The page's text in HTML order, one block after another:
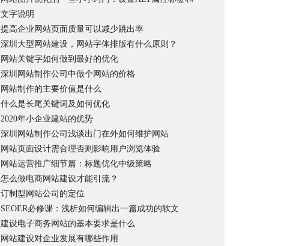
文字说明
提高企业网站页面质量可以减少跳出率
深圳大型网站建设，网站字体排版有什么原则？
网站关键字如何做到最好的优化
深圳网站制作公司中做个网站的价格
网站制作的主要价值是什么
什么是长尾关键词及如何优化
2020年小企业建站的优势
深圳网站制作公司浅谈出门在外如何维护网站
网站页面设计需合理否则影响用户浏览体验
网站运营推广细节篇：标题优化中级策略
怎么做电商网站建设才能引流？
订制型网站公司的定位
SEOER必修课：浅析如何编辑出一篇成功的软文
建设电子商务网站的基本要求是什么
网站建设对企业发展有哪些作用